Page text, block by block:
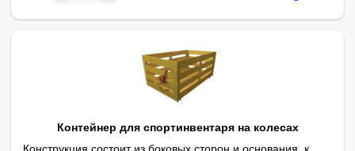
Контейнер для спортинвентаря на колесах
Конструкция состоит из боковых сторон и основания, к